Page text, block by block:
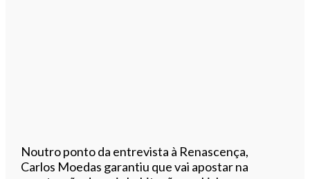
Noutro ponto da entrevista à Renascença,
Carlos Moedas garantiu que vai apostar na